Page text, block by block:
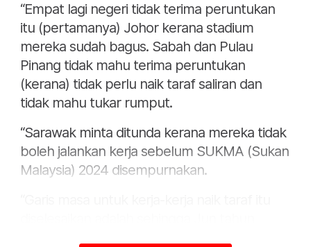
“Empat lagi negeri tidak terima peruntukan
itu (pertamanya) Johor kerana stadium
mereka sudah bagus. Sabah dan Pulau
Pinang tidak mahu terima peruntukan
(kerana) tidak perlu naik taraf saliran dan
tidak mahu tukar rumput.
“Sarawak minta ditunda kerana mereka tidak
boleh jalankan kerja sebelum SUKMA (Sukan
Malaysia) 2024 disempurnakan.